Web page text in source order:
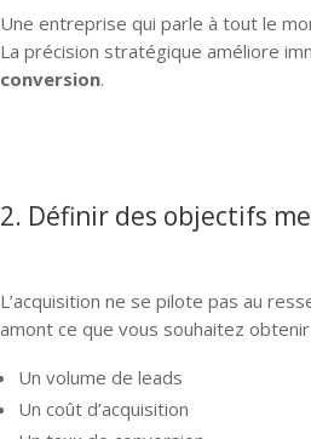
Une entreprise qui parle à tout le
La précision stratégique améliore
conversion.
2. Définir des objectifs
L’acquisition ne se pilote pas au
amont ce que vous souhaitez obtenir
Un volume de leads
Un coût d’acquisition